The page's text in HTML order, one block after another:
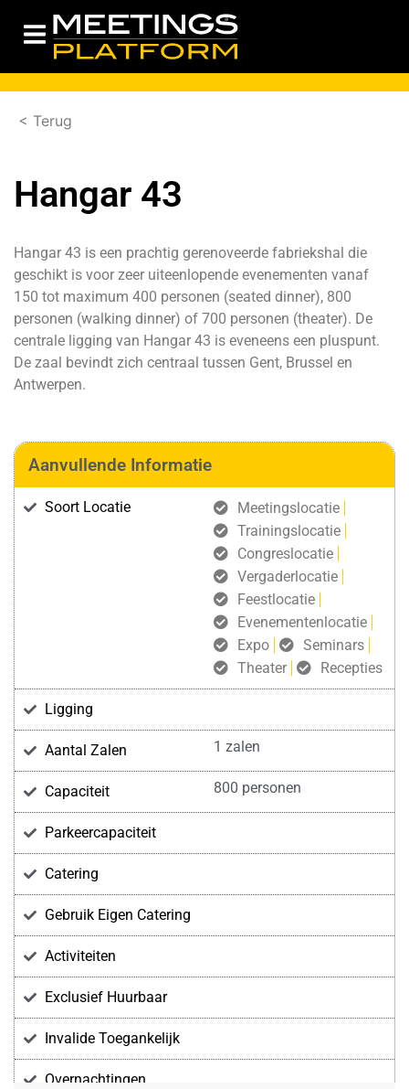
< Terug
Hangar 43
Hangar 43 is een prachtig gerenoveerde fabriekshal die
geschikt is voor zeer uiteenlopende evenementen vanaf
150 tot maximum 400 personen (seated dinner), 800
personen (walking dinner) of 700 personen (theater). De
centrale ligging van Hangar 43 is eveneens een pluspunt.
De zaal bevindt zich centraal tussen Gent, Brussel en
Antwerpen.
Aanvullende Informatie
Soort Locatie
Meetingslocatie
Trainingslocatie
Congreslocatie
Vergaderlocatie
Feestlocatie
Evenementenlocatie
Expo
Seminars
Theater
Recepties
Ligging
Aantal Zalen 1 zalen
Capaciteit 800 personen
Parkeercapaciteit
Catering
Gebruik Eigen Catering
Activiteiten
Exclusief Huurbaar
Invalide Toegankelijk
Overnachtingen